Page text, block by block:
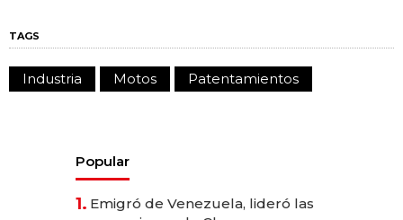
TAGS
Industria Motos Patentamientos
Popular
1. Emigró de Venezuela, lideró las